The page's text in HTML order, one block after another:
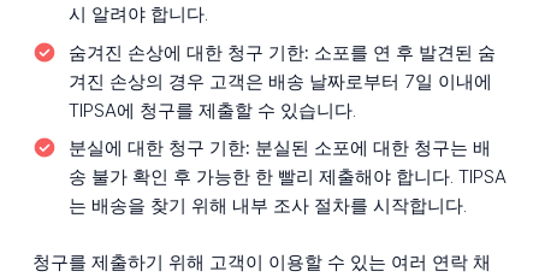
시 알려야 합니다.
숨겨진 손상에 대한 청구 기한: 소포를 연 후 발견된 숨
겨진 손상의 경우 고객은 배송 날짜로부터 7일 이내에
TIPSA에 청구를 제출할 수 있습니다.
분실에 대한 청구 기한: 분실된 소포에 대한 청구는 배
송 불가 확인 후 가능한 한 빨리 제출해야 합니다. TIPSA
는 배송을 찾기 위해 내부 조사 절차를 시작합니다.
청구를 제출하기 위해 고객이 이용할 수 있는 여러 연락 채